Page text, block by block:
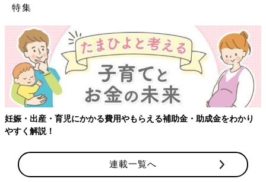
特集
り
【ワクチン接種できるものも】妊婦の感染症対策、知っておい
連載一覧へ